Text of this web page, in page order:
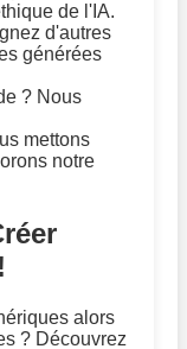
de l'IA.
d'autres
générées
? Nous
mettons
notre
alors
? Découvrez